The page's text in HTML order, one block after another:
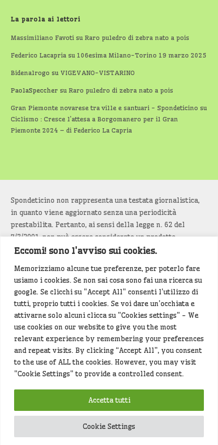
Eccomi! sono l'avviso sui cookies.
Memorizziamo alcune tue preferenze, per poterlo fare
usiamo i cookies. Se non sai cosa sono fai una ricerca su
google. Se clicchi su "Accept All" consenti l'utilizzo di
tutti, proprio tutti i cookies. Se voi dare un'occhiata e
attivarne solo alcuni clicca su "Cookies settings" - We
use cookies on our website to give you the most
relevant experience by remembering your preferences
and repeat visits. By clicking “Accept All”, you consent
to the use of ALL the cookies. However, you may visit
"Cookie Settings" to provide a controlled consent.
Cookie Settings
Accetta tutti
La parola ai lettori
Massimiliano Favoti suRaro puledro di zebra nato a pois
Federico Lacapria su 106esima Milano-Torino 19 marzo 2025
Bidenalrogo su VIGEVANO-VISTARINO
PaolaSpeccher suRaro puledro di zebra nato a pois
Gran Piemonte novarese tra ville e santuari - Spondeticino su
Ciclismo : Cresce l’attesa a Borgomanero per il Gran
Piemonte 2024 – di Federico La Capria
Spondeticino non rappresenta una testata giornalistica,
in quanto viene aggiornato senza una periodicità
prestabilita. Pertanto, ai sensi della legge n. 62 del
7/3/2001, non può essere considerato un prodotto
editoriale.
Siamo attenti a non violare copyright e diritti
d’immagine. Se un contenuto è di tua proprietà e vuoi
richiederne la rimozionediccelo(<- clicca per inviarci un
messaggio).
Alcuni articoli sono generati in bozza rielaborando, con
l'intelligenza artificiale generativa, contenuti
provenienti da fonti istituzionali e altri siti di interesse
locale. Prima della pubblicazioni l'articolo viene
controllato dalla redazione.
Hey che fine fanno i miei dati (privacy policy)